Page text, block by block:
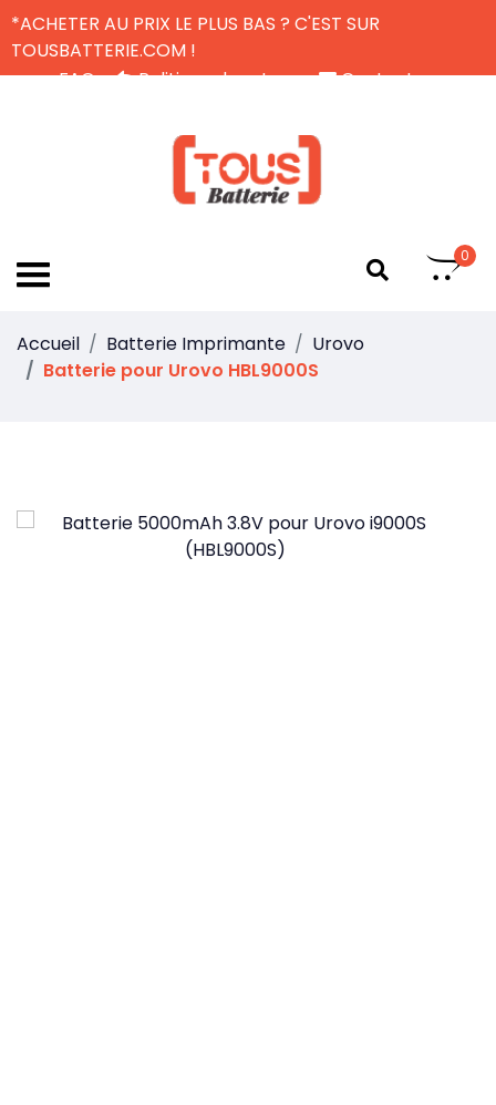
*ACHETER AU PRIX LE PLUS BAS ? C'EST SUR
TOUSBATTERIE.COM !
FAQ
Politique de retour
Contactez-nous
0
Accueil Batterie Imprimante
Urovo
Batterie pour Urovo HBL9000S